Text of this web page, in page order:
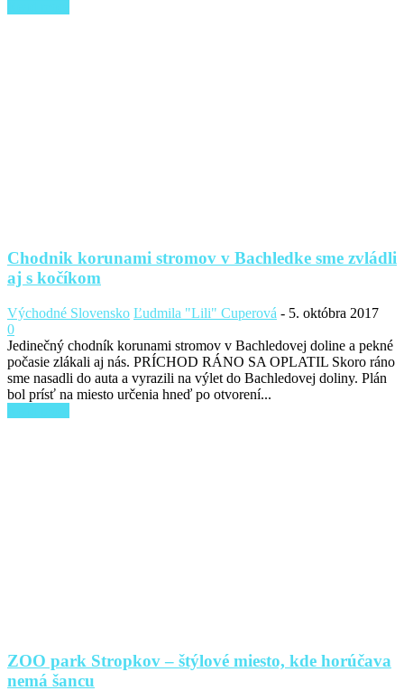
Chodnik korunami stromov v Bachledke sme zvládli
aj s kočíkom
Východné Slovensko Ľudmila "Lili" Cuperová - 5. októbra 2017
0
Jedinečný chodník korunami stromov v Bachledovej doline a pekné
počasie zlákali aj nás. PRÍCHOD RÁNO SA OPLATIL Skoro ráno
sme nasadli do auta a vyrazili na výlet do Bachledovej doliny. Plán
bol prísť na miesto určenia hneď po otvorení...
ZOO park Stropkov – štýlové miesto, kde horúčava
nemá šancu